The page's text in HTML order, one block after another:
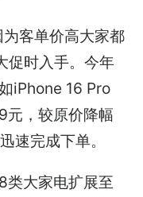
客单价高大家都
促时入手。今年
iPhone 16 Pro
元，较原价降幅
速完成下单。
类大家电扩展至